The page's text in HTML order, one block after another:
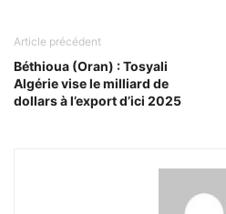
Article précédent
Béthioua (Oran) : Tosyali
Algérie vise le milliard de
dollars à l’export d’ici 2025